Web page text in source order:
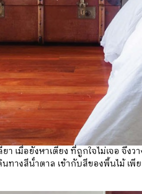
เมื่อยังหาเตียง ที่ถูกใจไม่เจอ จึงว
นทางสีน้ําตาล เข้ากับสีของพื้นไม้ เ